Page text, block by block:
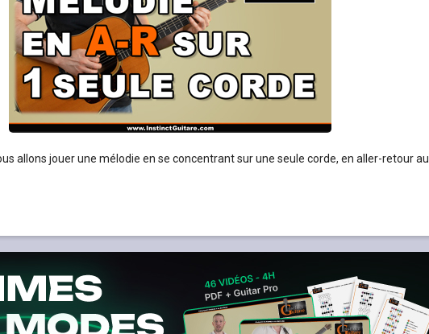
allons jouer une mélodie en se concentrant sur une seule corde, en aller-retour au